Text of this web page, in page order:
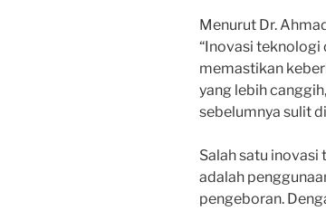
Menurut Dr.
“Inovasi teknologi
memastikan
yang lebih
sebelumnya sulit
Salah satu
adalah
pengeboran.